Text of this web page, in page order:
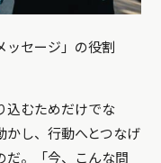
セージ」の役割
込むためだけでな
かし、行動へとつなげ
だ。「今、こんな問